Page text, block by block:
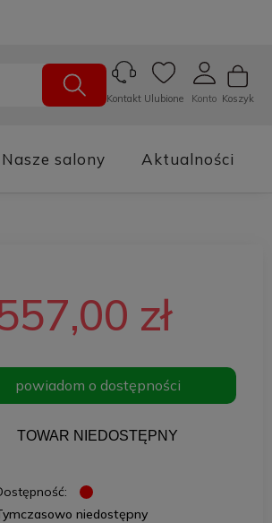
Koszyk
Konto
Ulubione
Kontakt
Nasze salony Aktualności
zł
powiadom o dostępności
TOWAR NIEDOSTĘPNY
niedostępny